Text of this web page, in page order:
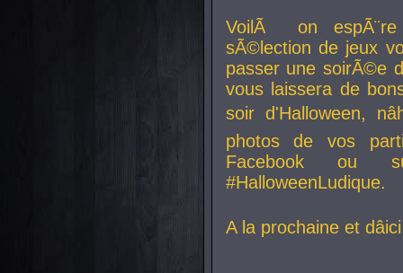
VoilÃ on
sÃ©lection de jeux
passer une soirÃ©e
vous laissera de
soir d'Halloween,
photos de vos
Facebook ou
#HalloweenLudique.
A la prochaine et